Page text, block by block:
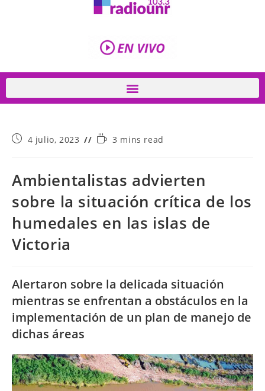
4 julio, 2023 3 mins read
Ambientalistas advierten
sobre la situación crítica de los
humedales en las islas de
Victoria
Alertaron sobre la delicada situación
mientras se enfrentan a obstáculos en la
implementación de un plan de manejo de
dichas áreas